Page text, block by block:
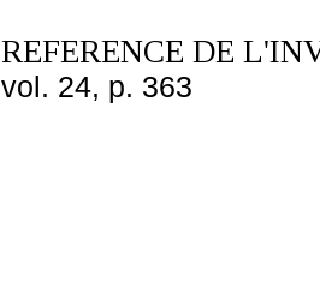
REFERENCE DE
vol. 24, p. 363